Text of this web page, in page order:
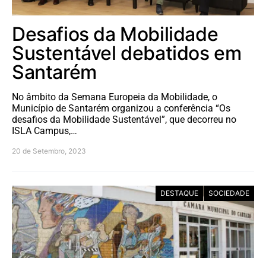
Desafios da Mobilidade
Sustentável debatidos em
Santarém
No âmbito da Semana Europeia da Mobilidade, o
Município de Santarém organizou a conferência “Os
desafios da Mobilidade Sustentável”, que decorreu no
ISLA Campus,…
20 de Setembro, 2023
DESTAQUE SOCIEDADE